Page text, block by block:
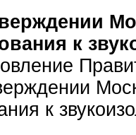
к
к